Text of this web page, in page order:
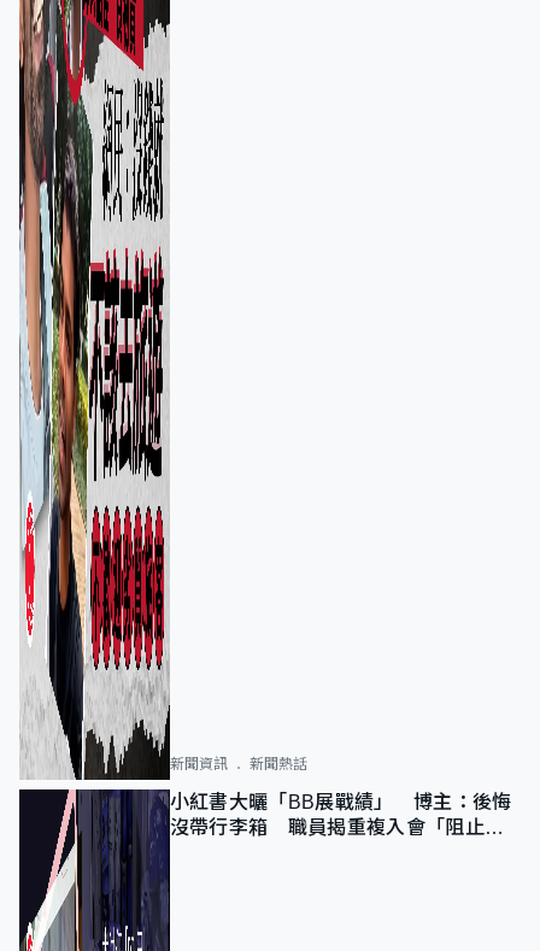
新聞資訊 新聞熱話
小紅書大曬「BB展戰績」 博主：後悔
沒帶行李箱 職員揭重複入會「阻止唔